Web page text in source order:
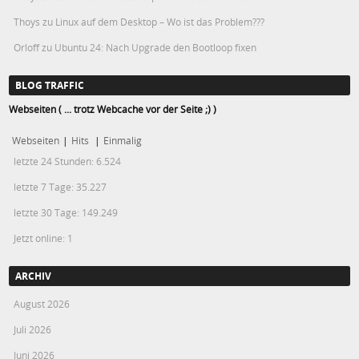
Thoys zu Linux auf dem Desktop – Wo ist das Problem???
Orloffzu Ubuntu 24: Nach Upgrade den Bootloop fixen
BLOG TRAFFIC
Webseiten ( ... trotz Webcache vor der Seite ;) )
Webseiten | Hits | Einmalig
letzte 24 Stunden:6.524
letzte 7 Tage: 35.227
letzte 30 Tage: 149.249
Jetzt online: 1
ARCHIV
August 2026
Juli 2026
Juni 2026